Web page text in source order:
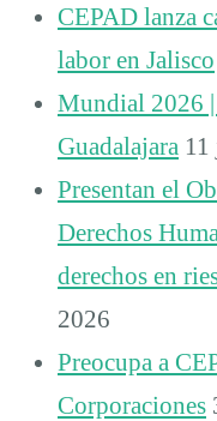
CEPAD lanza
labor en Jalisco
Mundial 2026 |
Guadalajara
Presentan el
Derechos
derechos en
2026
Preocupa a
Corporaciones